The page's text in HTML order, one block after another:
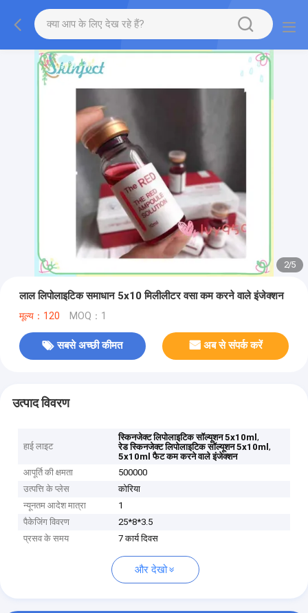
2/5
लाल लिपोलाइटिक समाधान 5x10 मिलीलीटर वसा कम करने वाले इंजेक्शन
मूल्य：120 MOQ：1
सबसे अच्छी कीमत अब से संपर्क करें
उत्पाद विवरण
हाई लाइट
स्किनजेक्ट लिपोलाइटिक सॉल्यूशन 5x10ml,
रेड स्किनजेक्ट लिपोलाइटिक सॉल्यूशन 5x10ml,
5x10ml फैट कम करने वाले इंजेक्शन
आपूर्ति की क्षमता
500000
उत्पत्ति के प्लेस
कोरिया
न्यूनतम आदेश मात्रा
1
पैकेजिंग विवरण
25*8*3.5
प्रसव के समय
7 कार्य दिवस
और देखो